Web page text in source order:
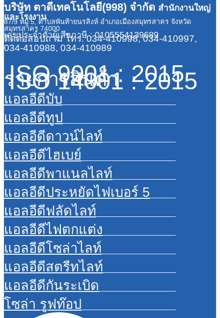
บริษัท ตาดีเทคโนโลยี(998) จำกัด สำนักงานใหญ่
และโรงงาน
87/9 หมู่ 5, ตำบลพันท้ายนรสิงห์ อำเภอเมืองสมุทรสาคร จังหวัด
สมุทรสาคร 74000
เลขประจำตัวผู้เสียภาษี : 0105554139689
ติดต่อสอบถาม โทร. 034-410998, 034-410997,
034-410988, 034-410989
ISO 9001 : 2015
ISO 14001 : 2015
รายการสินค้า
แอลอีดีบับ
แอลอีดีทูป
แอลอีดีดาวน์ไลท์
แอลอีดีไฮเบย์
แอลอีดีพาแนลไลท์
แอลอีดีประหยัดไฟเบอร์ 5
แอลอีดีฟลัดไลท์
แอลอีดีไฟตกแต่ง
แอลอีดีโซล่าไลท์
แอลอีดีสตรีทไลท์
แอลอีดีกันระเบิด
โซล่า รูฟท๊อป